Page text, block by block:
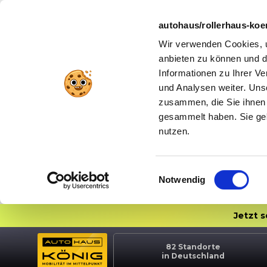
autohaus/rollerhaus-
Wir verwenden Cookies,
anbieten zu können und
Informationen zu Ihrer
und Analysen weiter.
zusammen, die Sie
gesammelt haben. Sie
nutzen.
Einwilligungsauswahl
Notwendig
Jetzt
82 Standorte
in Deutschland